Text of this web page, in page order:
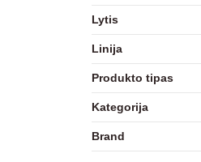
Lytis
Linija
Produkto tipas
Kategorija
Brand